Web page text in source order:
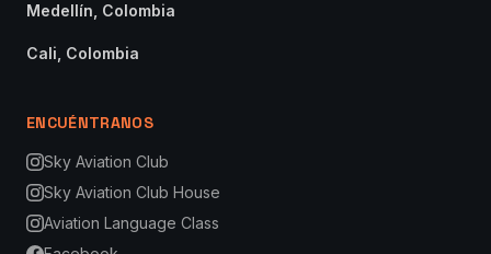
Medellín, Colombia
Cali, Colombia
ENCUÉNTRANOS
Sky Aviation Club
Sky Aviation Club House
Aviation Language Class